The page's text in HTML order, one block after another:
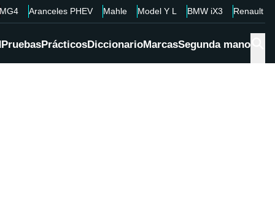
MG4 Aranceles PHEV Mahle Model Y L BMW iX3 Renault
PruebasPrácticosDiccionarioMarcasSegunda mano